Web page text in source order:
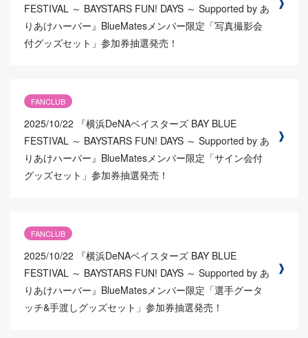
FESTIVAL ～ BAYSTARS FUN! DAYS ～ Supported by あ
りあけハーバー』BlueMatesメンバー限定「写真撮影会
付グッズセット」参加券抽選発売！
FANCLUB
2025/10/22
『横浜DeNAベイスターズ BAY BLUE
FESTIVAL ～ BAYSTARS FUN! DAYS ～ Supported by あ
りあけハーバー』BlueMatesメンバー限定「サイン会付
グッズセット」参加券抽選発売！
FANCLUB
2025/10/22
『横浜DeNAベイスターズ BAY BLUE
FESTIVAL ～ BAYSTARS FUN! DAYS ～ Supported by あ
りあけハーバー』BlueMatesメンバー限定「選手グータ
ッチ&手渡しグッズセット」参加券抽選発売！